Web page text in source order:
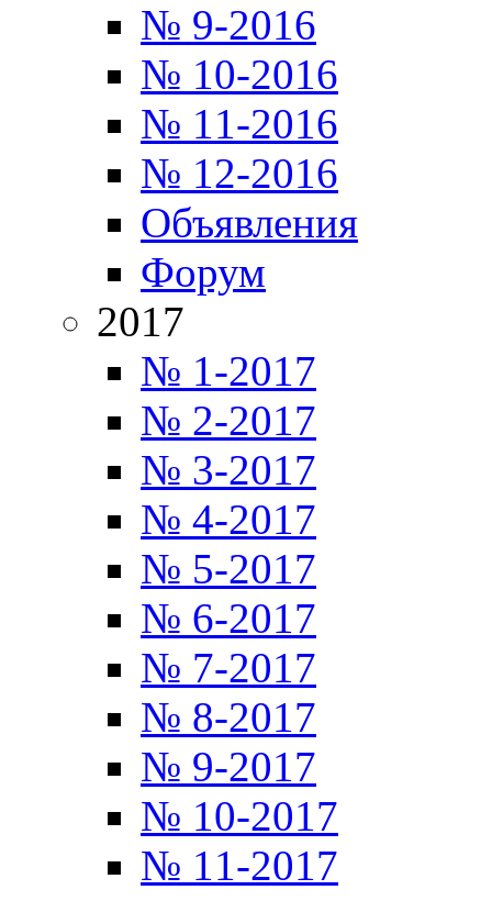
№ 9-2016
№ 10-2016
№ 11-2016
№ 12-2016
Объявления
Форум
2017
№ 1-2017
№ 2-2017
№ 3-2017
№ 4-2017
№ 5-2017
№ 6-2017
№ 7-2017
№ 8-2017
№ 9-2017
№ 10-2017
№ 11-2017